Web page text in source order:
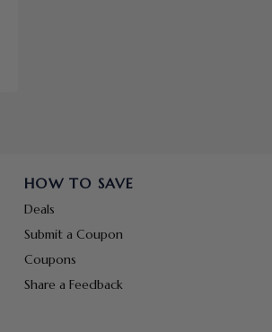
HOW TO SAVE
Deals
Submit a Coupon
Coupons
Share a Feedback